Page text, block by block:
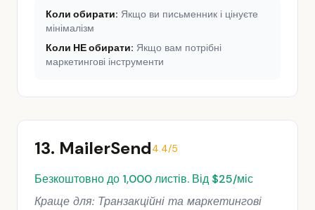
Коли обирати: Якщо ви письменник і цінуєте
мінімалізм
Коли НЕ обирати: Якщо вам потрібні
маркетингові інструменти
13. MailerSend4.4/5
Безкоштовно до 1,000 листів. Від $25/міс
Краще для: Транзакційні та маркетингові